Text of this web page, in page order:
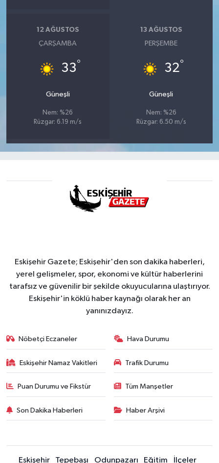
12 AĞUSTOS
ÇARŞAMBA
33°
Güneşli
Nem: %26
Rüzgar: 6.19 m/s
13 AĞUSTOS
PERŞEMBE
32°
Güneşli
Nem: %26
Rüzgar: 6.50 m/s
Eskişehir Gazete; Eskişehir'den son dakika haberleri,
yerel gelişmeler, spor, ekonomi ve kültür haberlerini
tarafsız ve güvenilir bir şekilde okuyucularına ulaştırıyor.
Eskişehir'in köklü haber kaynağı olarak her an
yanınızdayız.
Nöbetçi Eczaneler Hava Durumu
Eskişehir Namaz Vakitleri Trafik Durumu
Puan Durumu ve Fikstür Tüm Manşetler
Son Dakika Haberleri Haber Arşivi
Eskişehir Tepebaşı Odunpazarı Eğitim İlçeler